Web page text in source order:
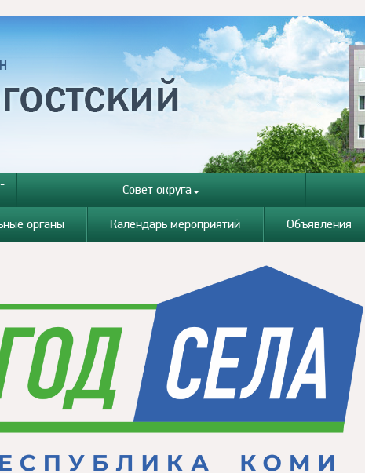
Совет округа
органы Календарь мероприятий Объявления